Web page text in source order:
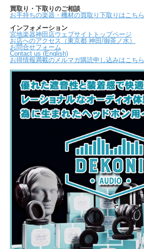
買取り・下取りのご相談
お手持ちの楽器・機材の買取り下取りはこちら
インフォメーション
宮地楽器神田店ウェブサイトトップページ
お店へのアクセス（東京都 神田/御茶ノ水）
お問合せフォーム
Contact us (English)
お得情報満載のメルマガ購読申し込みはこちら